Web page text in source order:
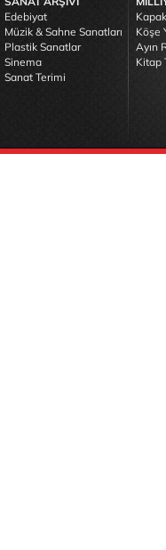
Edebiyat
Müzik & Sahne Sanatları
Plastik Sanatlar
Sinema
Sanat Terimi
Köşe
Ayın
Kitap